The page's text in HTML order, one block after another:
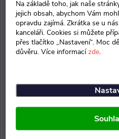
Na základě toho, jak naše
jejich obsah, abychom Vám
opravdu zajímá. Zkrátka se u
kanceláři. Cookies si můžete
přes tlačítko „Nastavení“. Moc
důvěru. Více informacízde.
Stojánek na letáky A4, na zeď